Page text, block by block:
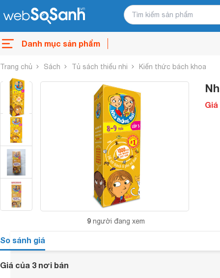
Danh mục sản phẩm
Trang chủ Sách Tủ sách thiếu nhi Kiến thức bách khoa
9 người đang xem
So sánh giá
Giá của 3 nơi bán